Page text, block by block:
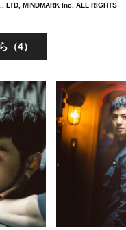
LTD, MINDMARK Inc. ALL RIGHTS
（4）